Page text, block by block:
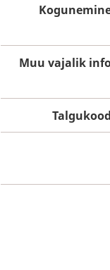
Muu vajalik
Talgukood